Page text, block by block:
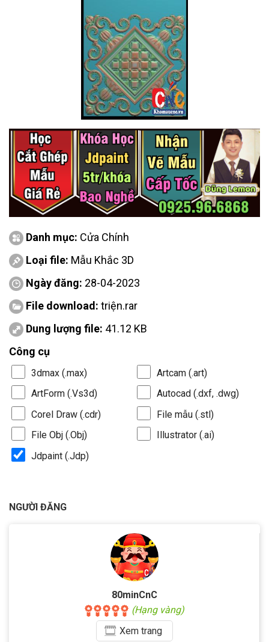
Danh mục: Cửa Chính
Loại file: Mẫu Khắc 3D
Ngày đăng: 28-04-2023
File download: triện.rar
Dung lượng file: 41.12 KB
Công cụ
3dmax (.max)
Artcam (.art)
ArtForm (.Vs3d)
Autocad (.dxf, .dwg)
Corel Draw (.cdr)
File mẫu (.stl)
File Obj (.Obj)
Illustrator (.ai)
Jdpaint (.Jdp)
NGƯỜI ĐĂNG
80minCnC
(Hạng vàng)
Xemtrang